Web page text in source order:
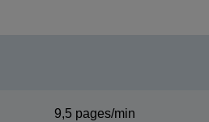
9,5 pages/min